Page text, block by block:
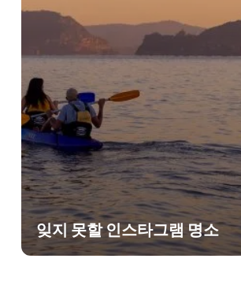
잊지 못할 인스타그램 명소